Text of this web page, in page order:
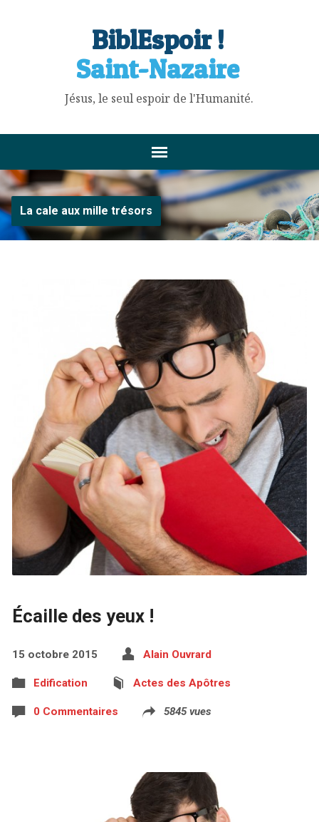
BiblEspoir !
Saint-Nazaire
Jésus, le seul espoir de l'Humanité.
La cale aux mille trésors
Écaille des yeux !
15 octobre 2015 Alain Ouvrard
Edification Actes des Apôtres
0 Commentaires 5845 vues